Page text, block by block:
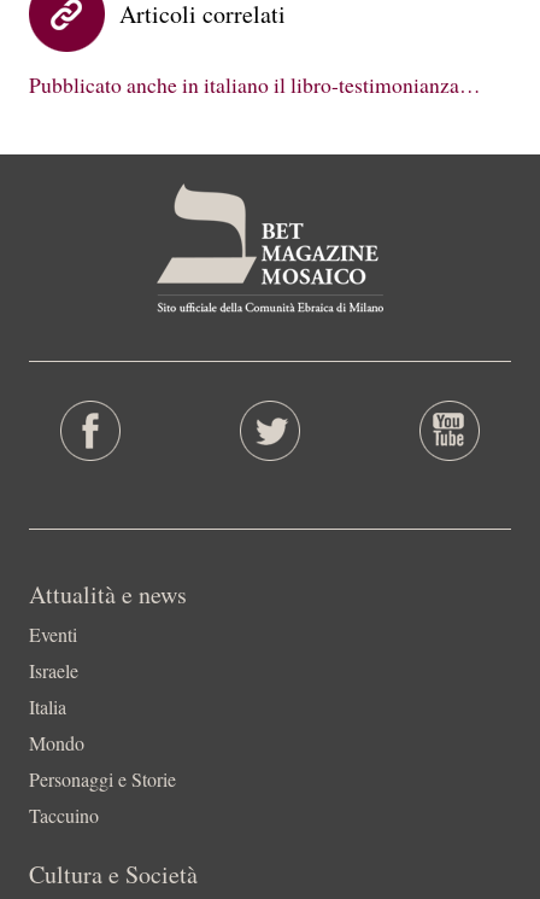
Articoli correlati
Pubblicato anche in italiano il libro-testimonianza…
Attualità e news
Eventi
Israele
Italia
Mondo
Personaggi e Storie
Taccuino
Cultura e Società